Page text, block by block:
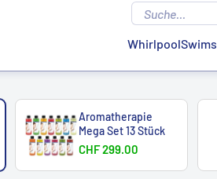
Whirlpool
Aromatherapie
Mega Set 13 Stück
CHF 299.00